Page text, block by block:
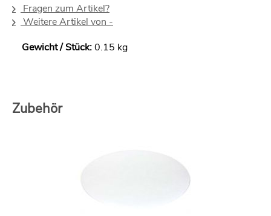
Fragen zum Artikel?
Weitere Artikel von -
Gewicht / Stück:0.15 kg
Zubehör